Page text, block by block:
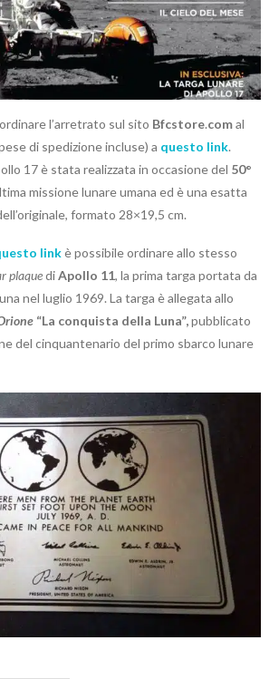
l’arretrato sul sito Bfcstore.comal
di spedizione incluse) a questo link.
17 è stata realizzata in occasione del 50°
missione lunare umana ed è una esatta
formato 28×19,5 cm.
linkè possibile ordinare allo stesso
plaquediApollo 11, la prima targa portata da
nel luglio 1969. La targa è allegata allo
“La conquista della Luna”,pubblicato
del cinquantenario del primo sbarco lunare